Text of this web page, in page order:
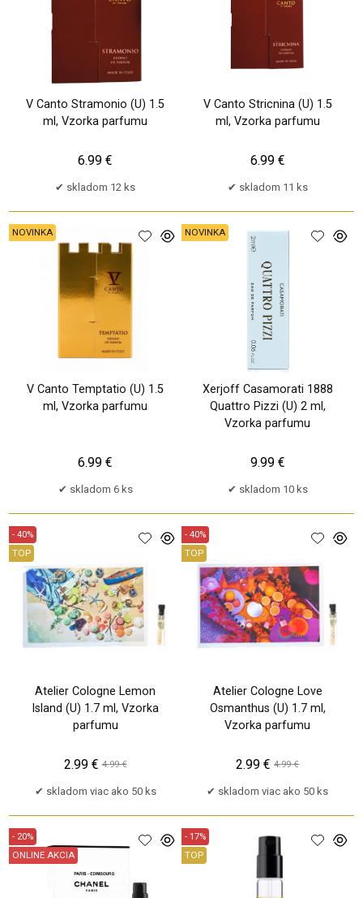
V Canto Stramonio (U) 1.5
ml, Vzorka parfumu
skladom 12 ks
6.99 €
V Canto Stricnina (U) 1.5
ml, Vzorka parfumu
skladom 11 ks
6.99 €
V Canto Temptatio (U) 1.5
ml, Vzorka parfumu
NOVINKA
skladom 6 ks
6.99 €
Xerjoff Casamorati 1888
Quattro Pizzi (U) 2 ml,
Vzorka parfumu
NOVINKA
skladom 10 ks
9.99 €
Atelier Cologne Lemon
Island (U) 1.7 ml, Vzorka
parfumu
- 40%
TOP
skladom viac ako 50 ks
2.99 € 4.99 €
Atelier Cologne Love
Osmanthus (U) 1.7 ml,
Vzorka parfumu
- 40%
TOP
skladom viac ako 50 ks
2.99 € 4.99 €
- 20%
ONLINE AKCIA
- 17%
TOP